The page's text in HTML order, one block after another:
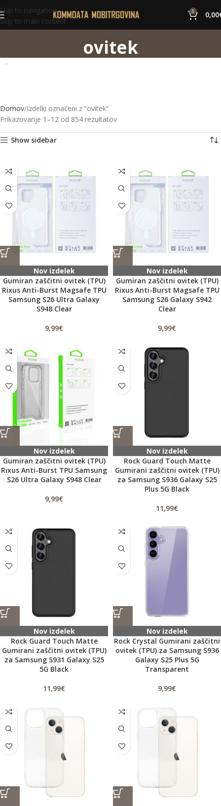
Skip to navigation
Skip to main content
0 0,00
ovitek
Domov Izdelki označeni z “ovitek”
Prikazovanje 1–12 od 854 rezultatov
Show sidebar
Nov izdelek
Gumiran zaščitni ovitek (TPU)
Rixus Anti-Burst Magsafe TPU
Samsung S26 Ultra Galaxy
S948 Clear
9,99€
Nov izdelek
Gumiran zaščitni ovitek (TPU)
Rixus Anti-Burst Magsafe TPU
Samsung S26 Galaxy S942
Clear
9,99€
Nov izdelek
Gumiran zaščitni ovitek (TPU)
Rixus Anti-Burst TPU Samsung
S26 Ultra Galaxy S948 Clear
9,99€
Nov izdelek
Rock Guard Touch Matte
Gumirani zaščitni ovitek (TPU)
za Samsung S936 Galaxy S25
Plus 5G Black
11,99€
Nov izdelek
Rock Guard Touch Matte
Gumirani zaščitni ovitek (TPU)
za Samsung S931 Galaxy S25
5G Black
11,99€
Nov izdelek
Rock Crystal Gumirani zaščitni
ovitek (TPU) za Samsung S936
Galaxy S25 Plus 5G
Transparent
9,99€